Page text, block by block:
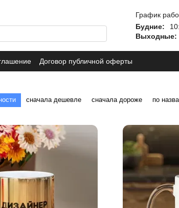
График
Будние:
Выходные:
Договор публичной оферты
сначала дешевле сначала дороже по